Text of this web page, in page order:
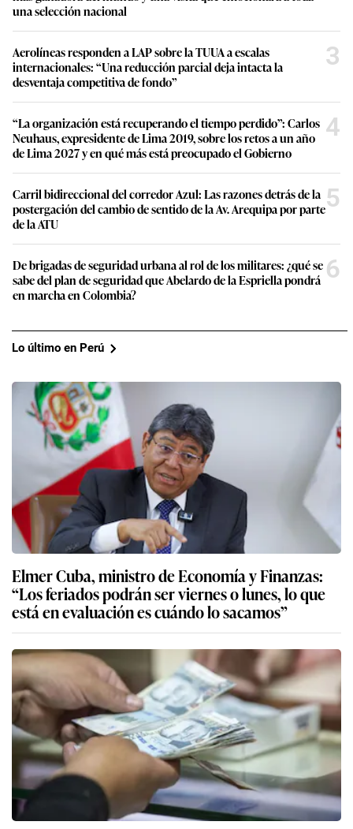
una selección nacional
Aerolíneas responden a LAP sobre la TUUA a escalas
internacionales: “Una reducción parcial deja intacta la
desventaja competitiva de fondo”
3
“La organización está recuperando el tiempo perdido”: Carlos
Neuhaus, expresidente de Lima 2019, sobre los retos a un año
de Lima 2027 y en qué más está preocupado el Gobierno
4
Carril bidireccional del corredor Azul: Las razones detrás de la
postergación del cambio de sentido de la Av. Arequipa por parte
de la ATU
5
De brigadas de seguridad urbana al rol de los militares: ¿qué se
sabe del plan de seguridad que Abelardo de la Espriella pondrá
en marcha en Colombia?
6
Lo último en Perú
Elmer Cuba, ministro de Economía y Finanzas:
“Los feriados podrán ser viernes o lunes, lo que
está en evaluación es cuándo lo sacamos”